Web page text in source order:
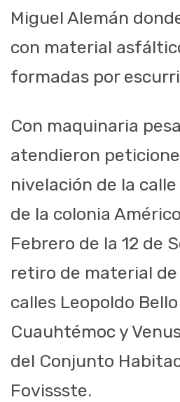
Miguel Alemán
con material
formadas por
Con maquinaria
atendieron
nivelación de la
de la colonia
Febrero de la 12 de
retiro de material de
calles Leopoldo
Cuauhtémoc y
del Conjunto
Fovissste.